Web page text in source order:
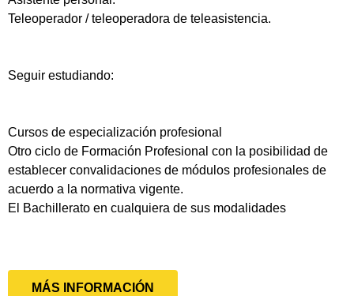
Teleoperador / teleoperadora de teleasistencia.
Seguir estudiando:
Cursos de especialización profesional
Otro ciclo de Formación Profesional con la posibilidad de
establecer convalidaciones de módulos profesionales de
acuerdo a la normativa vigente.
El Bachillerato en cualquiera de sus modalidades
MÁS INFORMACIÓN